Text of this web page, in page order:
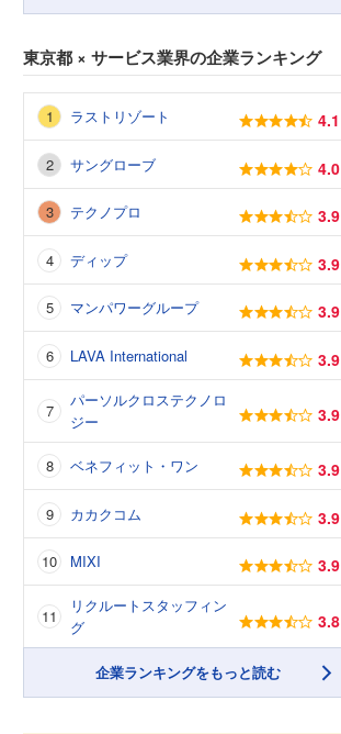
東京都 × サービス業界の企業ランキング
ラストリゾート 4.1
サングローブ 4.0
テクノプロ 3.9
ディップ 3.9
マンパワーグループ 3.9
LAVA International 3.9
パーソルクロステクノロ
ジー
3.9
ベネフィット・ワン 3.9
カカクコム 3.9
MIXI 3.9
リクルートスタッフィン
グ
3.8
企業ランキングをもっと読む